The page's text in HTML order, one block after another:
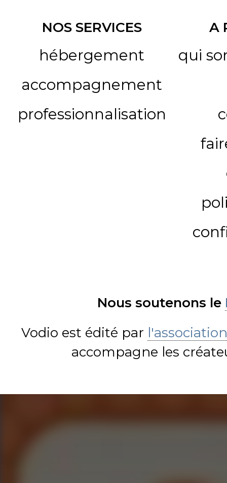
NOS SERVICES
hébergement
accompagnement
professionnalisation
A
qui